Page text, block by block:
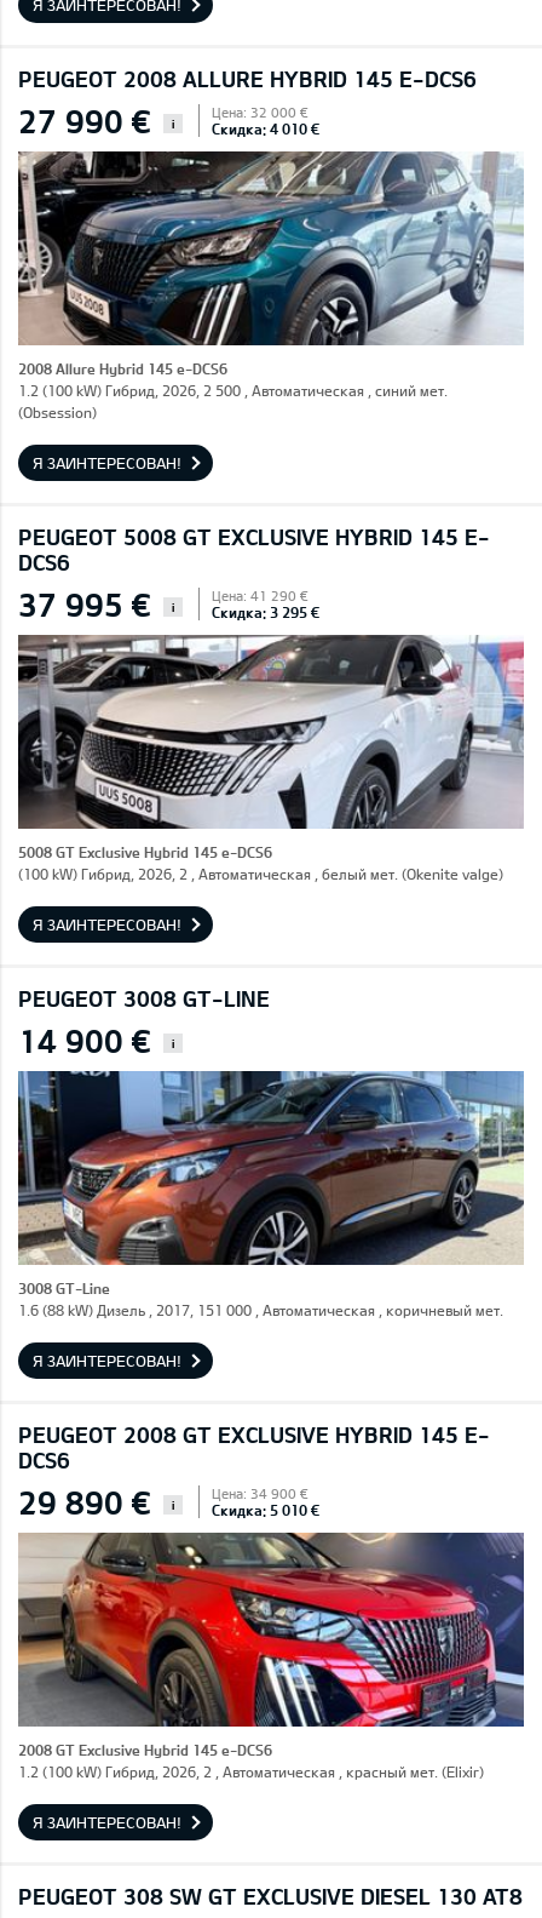
Я ЗАИНТЕРЕСОВАН!
PEUGEOT 2008 ALLURE HYBRID 145 E-DCS6
27 990 € i
Цена: 32 000 €
Скидка: 4 010 €
2008 Allure Hybrid 145 e-DCS6
1.2 (100 kW) Гибрид, 2026, 2 500 , Автоматическая , синий мет.
(Obsession)
Я ЗАИНТЕРЕСОВАН!
PEUGEOT 5008 GT EXCLUSIVE HYBRID 145 E-
DCS6
37 995 € i
Цена: 41 290 €
Скидка: 3 295 €
5008 GT Exclusive Hybrid 145 e-DCS6
(100 kW) Гибрид, 2026, 2 , Автоматическая , белый мет. (Okenite valge)
Я ЗАИНТЕРЕСОВАН!
PEUGEOT 3008 GT-LINE
14 900 € i
3008 GT-Line
1.6 (88 kW) Дизель , 2017, 151 000 , Автоматическая , коричневый мет.
Я ЗАИНТЕРЕСОВАН!
PEUGEOT 2008 GT EXCLUSIVE HYBRID 145 E-
DCS6
29 890 € i
Цена: 34 900 €
Скидка: 5 010 €
2008 GT Exclusive Hybrid 145 e-DCS6
1.2 (100 kW) Гибрид, 2026, 2 , Автоматическая , красный мет. (Elixir)
Я ЗАИНТЕРЕСОВАН!
PEUGEOT 308 SW GT EXCLUSIVE DIESEL 130 AT8